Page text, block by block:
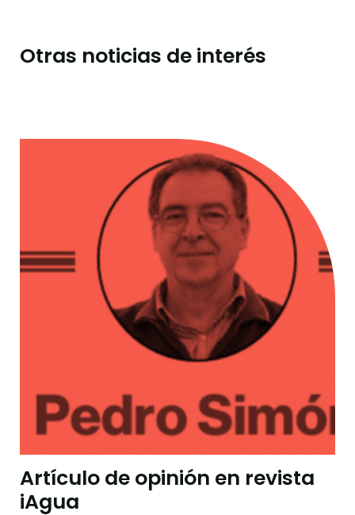
Otras noticias de interés
Artículo de opinión en revista
iAgua